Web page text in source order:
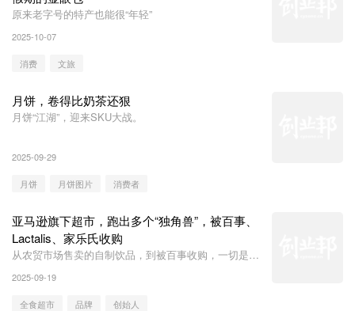
原来老字号的特产也能很“年轻”
2025-10-07
消费 文旅
月饼，卷得比奶茶还狠
月饼“江湖”，迎来SKU大战。
2025-09-29
月饼 月饼图片 消费者
亚马逊旗下超市，跑出多个“独角兽”，被百事、
Lactalis、家乐氏收购
从农贸市场售卖的自制饮品，到被百事收购，一切是从
2025-09-19
全食超市 品牌 创始人